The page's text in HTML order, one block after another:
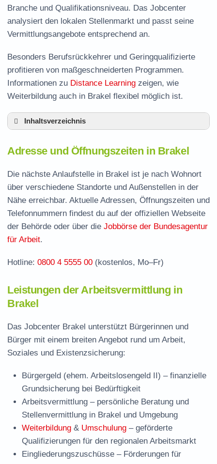
Branche und Qualifikationsniveau. Das Jobcenter
analysiert den lokalen Stellenmarkt und passt seine
Vermittlungsangebote entsprechend an.
Besonders Berufsrückkehrer und Geringqualifizierte
profitieren von maßgeschneiderten Programmen.
Informationen zu Distance Learning zeigen, wie
Weiterbildung auch in Brakel flexibel möglich ist.
Inhaltsverzeichnis
Leistungen der Arbeitsvermittlung in Brakel
Termin vereinbaren und Bürgergeld beantragen
Jobcenter Höxter – zuständige Stelle
Stellenangebote und Jobbörse in Brakel
Häufige Fragen rund ums Jobcenter
Adresse und Öffnungszeiten in Brakel
Die nächste Anlaufstelle in Brakel ist je nach Wohnort
über verschiedene Standorte und Außenstellen in der
Nähe erreichbar. Aktuelle Adressen, Öffnungszeiten und
Telefonnummern findest du auf der offiziellen Webseite
der Behörde oder über die Jobbörse der Bundesagentur
für Arbeit.
Hotline: 0800 4 5555 00 (kostenlos, Mo–Fr)
Leistungen der Arbeitsvermittlung in
Brakel
Das Jobcenter Brakel unterstützt Bürgerinnen und
Bürger mit einem breiten Angebot rund um Arbeit,
Soziales und Existenzsicherung:
Bürgergeld (ehem. Arbeitslosengeld II) – finanzielle
Grundsicherung bei Bedürftigkeit
Arbeitsvermittlung – persönliche Beratung und
Stellenvermittlung in Brakel und Umgebung
Weiterbildung & Umschulung – geförderte
Qualifizierungen für den regionalen Arbeitsmarkt
Eingliederungszuschüsse – Förderungen für